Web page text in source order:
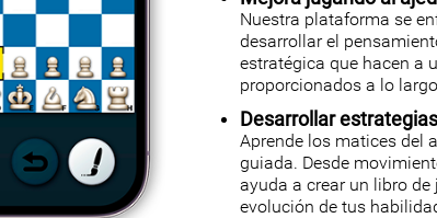
Nuestra plataforma se
desarrollar el
estratégica que hacen a
proporcionados a lo
Desarrollar
Aprende los matices del
guiada. Desde
ayuda a crear un libro
evolución de tus